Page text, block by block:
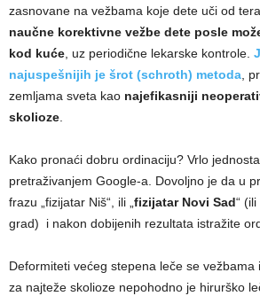
zasnovane na vežbama koje dete uči od
naučne korektivne vežbe dete posle
kod kuće , uz periodične lekarske kontrole.
najuspešnijih je šrot (schroth) metoda ,
zemljama sveta kao najefikasniji
skolioze
Kako pronaći dobru ordinaciju? Vrlo
pretraživanjem Google-a. Dovoljno je da u
frazu „fizijatar Niš“, ili „ fizijatar Novi Sad“
grad) i nakon dobijenih rezultata istražite
Deformiteti većeg stepena leče se vežbama
za najteže skolioze nepohodno je hirurško